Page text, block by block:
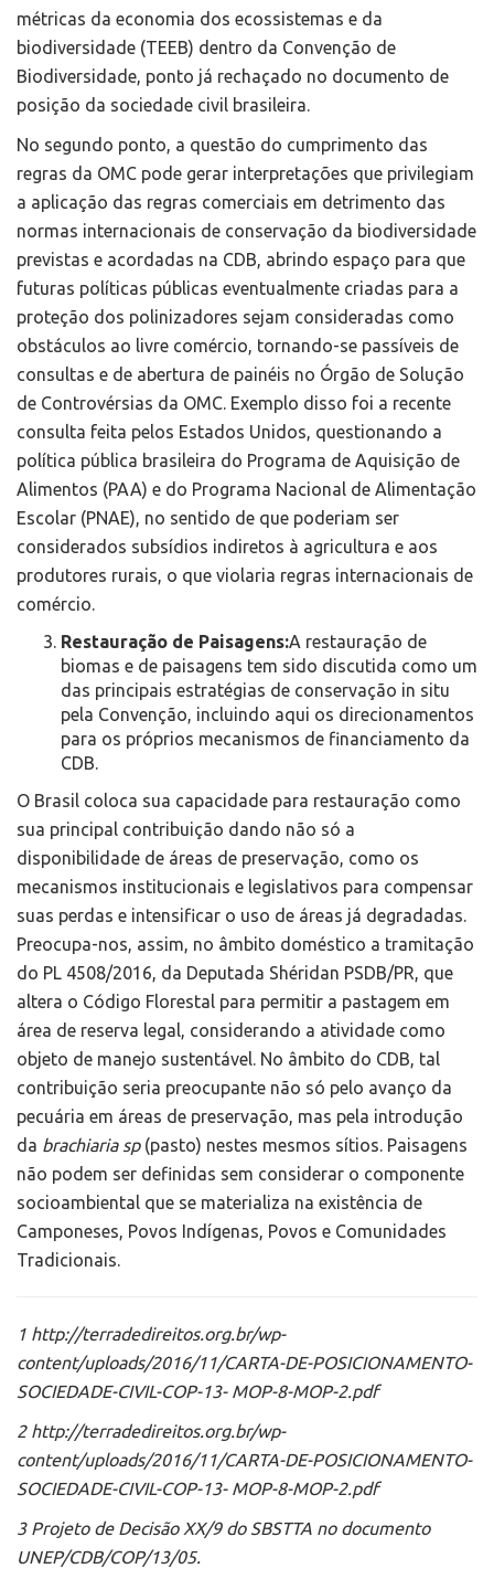
métricas da economia dos ecossistemas e da
biodiversidade (TEEB) dentro da Convenção de
Biodiversidade, ponto já rechaçado no documento de
posição da sociedade civil brasileira.
No segundo ponto, a questão do cumprimento das
regras da OMC pode gerar interpretações que privilegiam
a aplicação das regras comerciais em detrimento das
normas internacionais de conservação da biodiversidade
previstas e acordadas na CDB, abrindo espaço para que
futuras políticas públicas eventualmente criadas para a
proteção dos polinizadores sejam consideradas como
obstáculos ao livre comércio, tornando-se passíveis de
consultas e de abertura de painéis no Órgão de Solução
de Controvérsias da OMC. Exemplo disso foi a recente
consulta feita pelos Estados Unidos, questionando a
política pública brasileira do Programa de Aquisição de
Alimentos (PAA) e do Programa Nacional de Alimentação
Escolar (PNAE), no sentido de que poderiam ser
considerados subsídios indiretos à agricultura e aos
produtores rurais, o que violaria regras internacionais de
comércio.
Restauração de Paisagens:A restauração de
biomas e de paisagens tem sido discutida como um
das principais estratégias de conservação in situ
pela Convenção, incluindo aqui os direcionamentos
para os próprios mecanismos de financiamento da
CDB.
O Brasil coloca sua capacidade para restauração como
sua principal contribuição dando não só a
disponibilidade de áreas de preservação, como os
mecanismos institucionais e legislativos para compensar
suas perdas e intensificar o uso de áreas já degradadas.
Preocupa-nos, assim, no âmbito doméstico a tramitação
do PL 4508/2016, da Deputada Shéridan PSDB/PR, que
altera o Código Florestal para permitir a pastagem em
área de reserva legal, considerando a atividade como
objeto de manejo sustentável. No âmbito do CDB, tal
contribuição seria preocupante não só pelo avanço da
pecuária em áreas de preservação, mas pela introdução
da brachiaria sp (pasto) nestes mesmos sítios. Paisagens
não podem ser definidas sem considerar o componente
socioambiental que se materializa na existência de
Camponeses, Povos Indígenas, Povos e Comunidades
Tradicionais.
1 http://terradedireitos.org.br/wp-
content/uploads/2016/11/CARTA-DE-POSICIONAMENTO-
SOCIEDADE-CIVIL-COP-13- MOP-8-MOP-2.pdf
2 http://terradedireitos.org.br/wp-
content/uploads/2016/11/CARTA-DE-POSICIONAMENTO-
SOCIEDADE-CIVIL-COP-13- MOP-8-MOP-2.pdf
3 Projeto de Decisão XX/9 do SBSTTA no documento
UNEP/CDB/COP/13/05.